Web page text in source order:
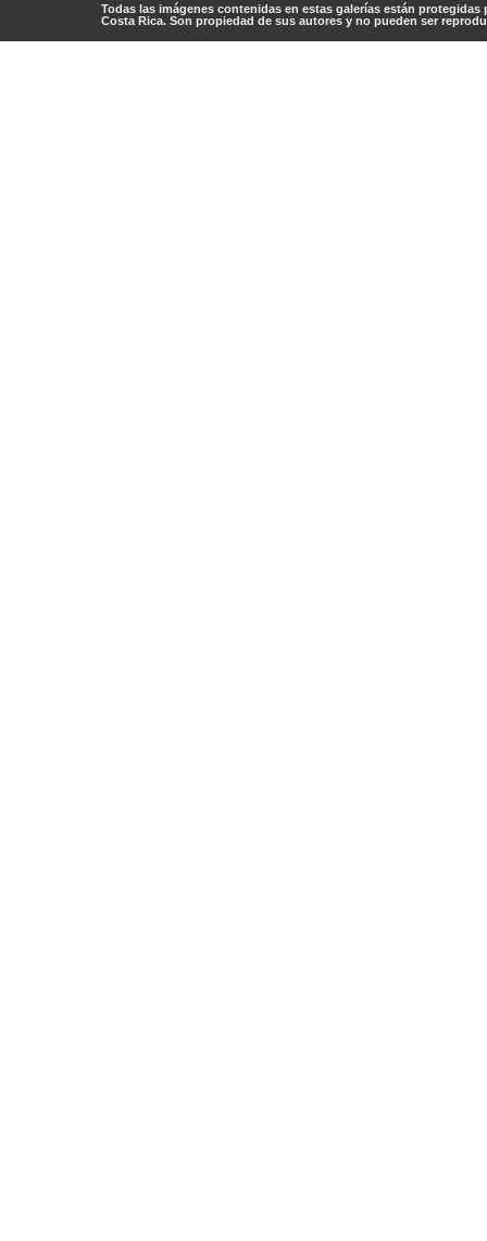
Todas las imágenes contenidas en estas galerías están
Costa Rica. Son propiedad de sus autores y no pueden ser